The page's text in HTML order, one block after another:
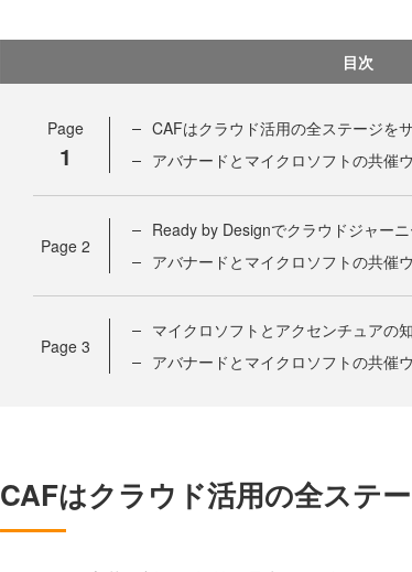
目次
Page
1
CAFはクラウド活用の全ステージを
アバナードとマイクロソフトの共催
Page 2
Ready by Designでクラウドジャー
アバナードとマイクロソフトの共催
Page 3
マイクロソフトとアクセンチュアの
アバナードとマイクロソフトの共催
CAFはクラウド活用の全ステ